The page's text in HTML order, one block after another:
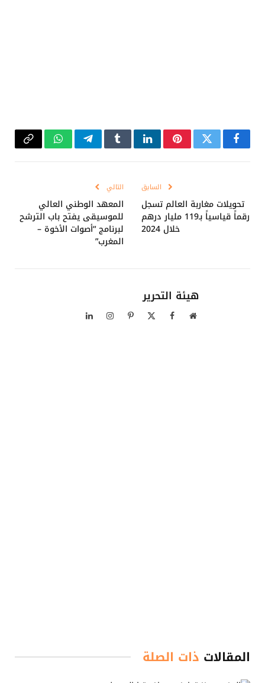
فيسبوكتويتر بينتيريستلينكدإنTumblrتيلقرامواتسابCopy
السابق
تحويلات مغاربة العالم تسجل
رقماً قياسياً بـ119 مليار درهم
خلال 2024
التالي
المعهد الوطني العالي
للموسيقى يفتح باب الترشح
لبرنامج “أصوات الأخوة –
المغرب”
هيئة التحرير
موقع فيسبوك بينتيريستالانستغراملينكدإن
المقالات ذات الصلة